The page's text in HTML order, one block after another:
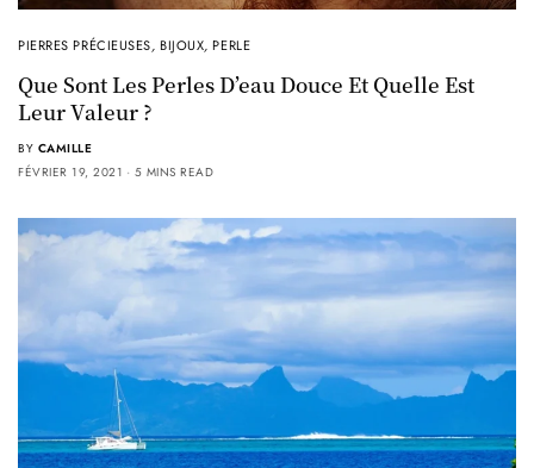
PIERRES PRÉCIEUSES,BIJOUX,PERLE
Que Sont Les Perles D’eau Douce Et Quelle Est
Leur Valeur ?
BY CAMILLE
FÉVRIER 19, 2021
5 MINS READ